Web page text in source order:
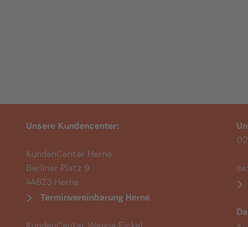
Unsere Kundencenter:
KundenCenter Herne
Berliner Platz 9
44623 Herne
Terminvereinbarung Herne